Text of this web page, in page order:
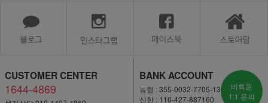
CUSTOMER CENTER
1644-4869
BANK ACCOUNT
농협 : 355-0032-7705-13
신한 : 110-427-887160
비회원
1:1 문의